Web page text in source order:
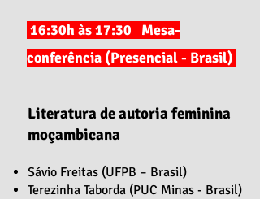
16:30h às 17:30 Mesa-
conferência (Presencial - Brasil)
Literatura de autoria feminina
moçambicana
Sávio Freitas (UFPB – Brasil)
Terezinha Taborda (PUC Minas - Brasil)